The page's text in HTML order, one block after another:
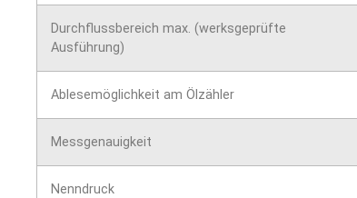
Durchflussbereich max. (werksgeprüfte
Ausführung)
Ablesemöglichkeit am Ölzähler
Messgenauigkeit
Nenndruck